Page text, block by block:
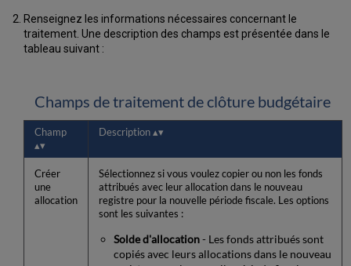
Renseignez les informations nécessaires concernant le
traitement. Une description des champs est présentée dans le
tableau suivant :
Champs de traitement de clôture budgétaire
Champ Description
Créer
une
allocation
Sélectionnez si vous voulez copier ou non les fonds
attribués avec leur allocation dans le nouveau
registre pour la nouvelle période fiscale. Les options
sont les suivantes :
Solde d'allocation- Les fonds attribués sont
copiés avec leurs allocations dans le nouveau